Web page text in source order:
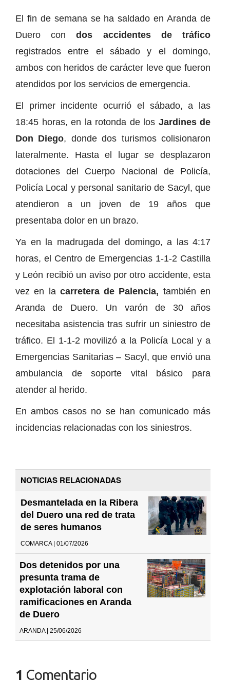
El fin de semana se ha saldado en Aranda de
Duero condos accidentes de tráfico
registrados entre el sábado y el domingo,
ambos con heridos de carácter leve que fueron
atendidos por los servicios de emergencia.
El primer incidente ocurrió el sábado, a las
18:45 horas, en la rotonda de los Jardines de
Don Diego, donde dos turismos colisionaron
lateralmente. Hasta el lugar se desplazaron
dotaciones del Cuerpo Nacional de Policía,
Policía Local y personal sanitario de Sacyl, que
atendieron a un joven de 19 años que
presentaba dolor en un brazo.
Ya en la madrugada del domingo, a las 4:17
horas, el Centro de Emergencias 1-1-2 Castilla
y León recibió un aviso por otro accidente, esta
vez en la carretera de Palencia, también en
Aranda de Duero. Un varón de 30 años
necesitaba asistencia tras sufrir un siniestro de
tráfico. El 1-1-2 movilizó a la Policía Local y a
Emergencias Sanitarias – Sacyl, que envió una
ambulancia de soporte vital básico para
atender al herido.
En ambos casos no se han comunicado más
incidencias relacionadas con los siniestros.
NOTICIAS RELACIONADAS
Desmantelada en la Ribera
del Duero una red de trata
de seres humanos
COMARCA | 01/07/2026
Dos detenidos por una
presunta trama de
explotación laboral con
ramificaciones en Aranda
de Duero
ARANDA | 25/06/2026
1 Comentario